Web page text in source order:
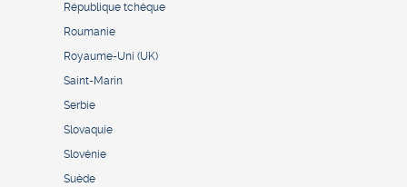
République tchèque
Roumanie
Royaume-Uni (UK)
Saint-Marin
Serbie
Slovaquie
Slovénie
Suède